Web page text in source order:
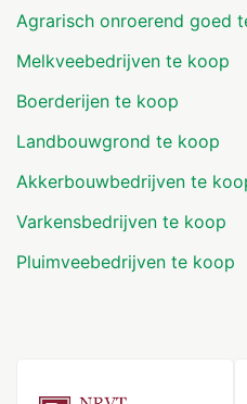
Agrarisch onroerend goed
Melkveebedrijven te koop
Boerderijen te koop
Landbouwgrond te koop
Akkerbouwbedrijven te
Varkensbedrijven te koop
Pluimveebedrijven te koop